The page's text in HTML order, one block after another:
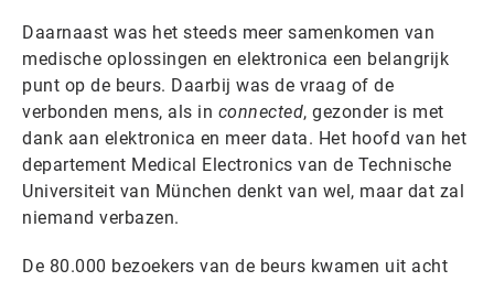
Daarnaast was het steeds meer samenkomen van
medische oplossingen en elektronica een belangrijk
punt op de beurs. Daarbij was de vraag of de
verbonden mens, als in connected, gezonder is met
dank aan elektronica en meer data. Het hoofd van het
departement Medical Electronics van de Technische
Universiteit van München denkt van wel, maar dat zal
niemand verbazen.
De 80.000 bezoekers van de beurs kwamen uit acht